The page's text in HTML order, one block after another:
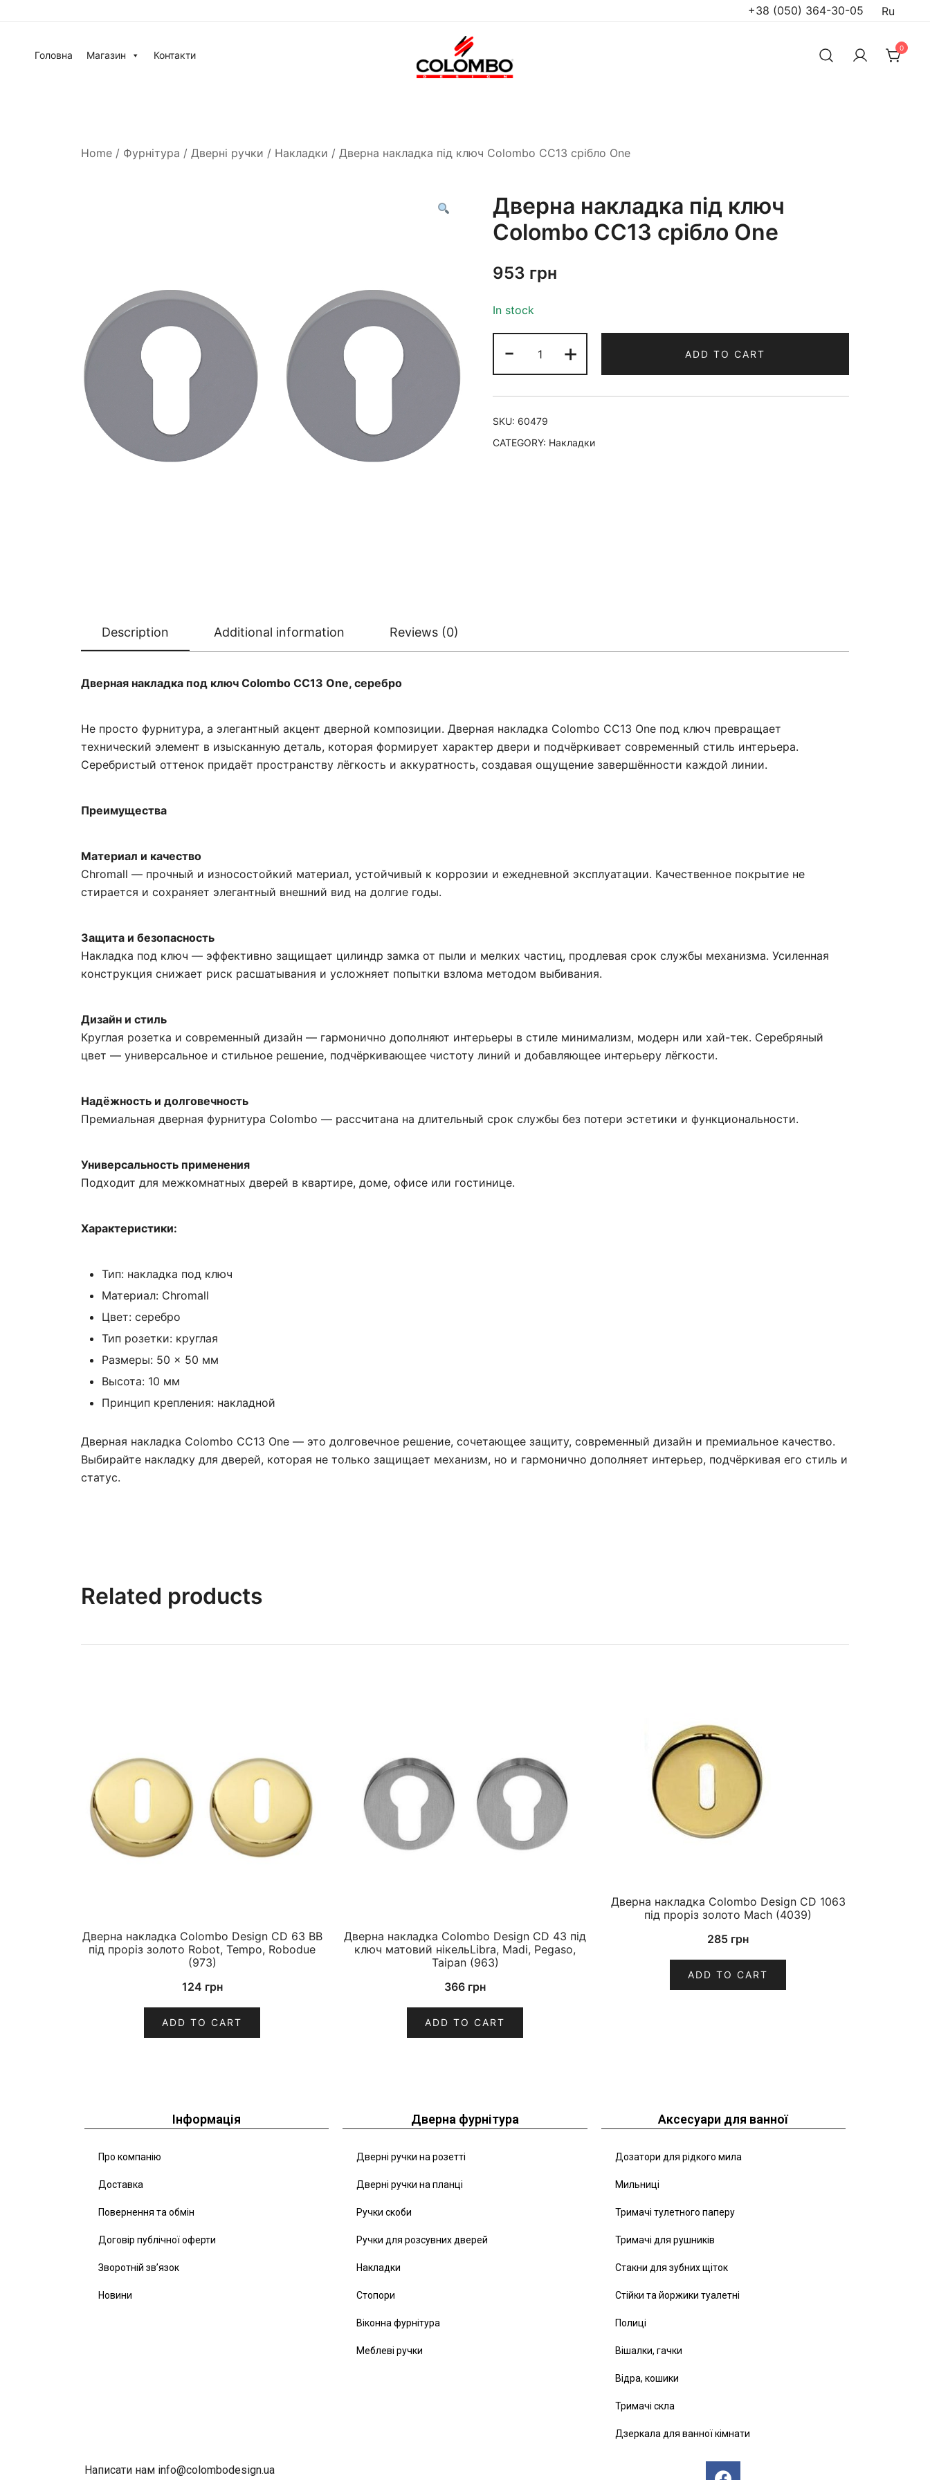
+38 (050) 364-30-05 Ru
Головна Магазин Контакти
0
Home / Фурнітура / Дверні ручки / Накладки / Дверна накладка під ключ Colombo CC13 срібло One
Дверна накладка під ключ
Colombo CC13 срібло One
953 грн
In stock
- + ADD TO CART
SKU: 60479
CATEGORY: Накладки
Description Additional information Reviews (0)
Дверная накладка под ключ Colombo CC13 One, серебро
Не просто фурнитура, а элегантный акцент дверной композиции. Дверная накладка Colombo CC13 One под ключ превращает
технический элемент в изысканную деталь, которая формирует характер двери и подчёркивает современный стиль интерьера.
Серебристый оттенок придаёт пространству лёгкость и аккуратность, создавая ощущение завершённости каждой линии.
Преимущества
Материал и качество
Chromall — прочный и износостойкий материал, устойчивый к коррозии и ежедневной эксплуатации. Качественное покрытие не
стирается и сохраняет элегантный внешний вид на долгие годы.
Защита и безопасность
Накладка под ключ — эффективно защищает цилиндр замка от пыли и мелких частиц, продлевая срок службы механизма. Усиленная
конструкция снижает риск расшатывания и усложняет попытки взлома методом выбивания.
Дизайн и стиль
Круглая розетка и современный дизайн — гармонично дополняют интерьеры в стиле минимализм, модерн или хай-тек. Серебряный
цвет — универсальное и стильное решение, подчёркивающее чистоту линий и добавляющее интерьеру лёгкости.
Надёжность и долговечность
Премиальная дверная фурнитура Colombo — рассчитана на длительный срок службы без потери эстетики и функциональности.
Универсальность применения
Подходит для межкомнатных дверей в квартире, доме, офисе или гостинице.
Характеристики:
Тип: накладка под ключ
Материал: Chromall
Цвет: серебро
Тип розетки: круглая
Размеры: 50 × 50 мм
Высота: 10 мм
Принцип крепления: накладной
Дверная накладка Colombo CC13 One — это долговечное решение, сочетающее защиту, современный дизайн и премиальное качество.
Выбирайте накладку для дверей, которая не только защищает механизм, но и гармонично дополняет интерьер, подчёркивая его стиль и
статус.
Related products
Дверна накладка Colombo Design CD 63 BB
під проріз золото Robot, Tempo, Robodue
(973)
124 грн
ADD TO CART
Дверна накладка Colombo Design CD 43 під
ключ матовий нікельLibra, Madi, Pegaso,
Taipan (963)
366 грн
ADD TO CART
Дверна накладка Colombo Design CD 1063
під проріз золото Mach (4039)
285 грн
ADD TO CART
Інформація
Про компанію
Доставка
Повернення та обмін
Договір публічної оферти
Зворотній зв’язок
Новини
Дверна фурнітура
Дверні ручки на розетті
Дверні ручки на планці
Ручки скоби
Ручки для розсувних дверей
Накладки
Стопори
Віконна фурнітура
Меблеві ручки
Аксесуари для ванної
Дозатори для рідкого мила
Мильниці
Тримачі тулетного паперу
Тримачі для рушників
Стакни для зубних щіток
Стійки та йоржики туалетні
Полиці
Вішалки, гачки
Відра, кошики
Тримачі скла
Дзеркала для ванної кімнати
Написати нам info@colombodesign.ua